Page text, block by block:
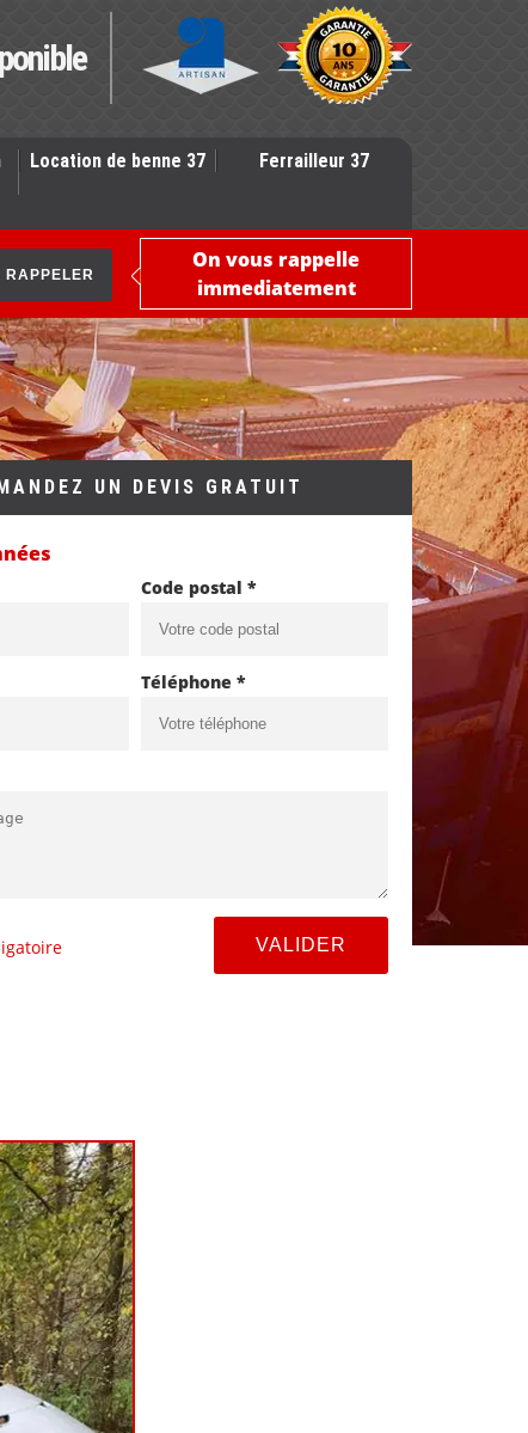
Location de benne 37 Ferrailleur 37
On vous rappelle
immediatement
UN DEVIS GRATUIT
Code postal *
Téléphone *